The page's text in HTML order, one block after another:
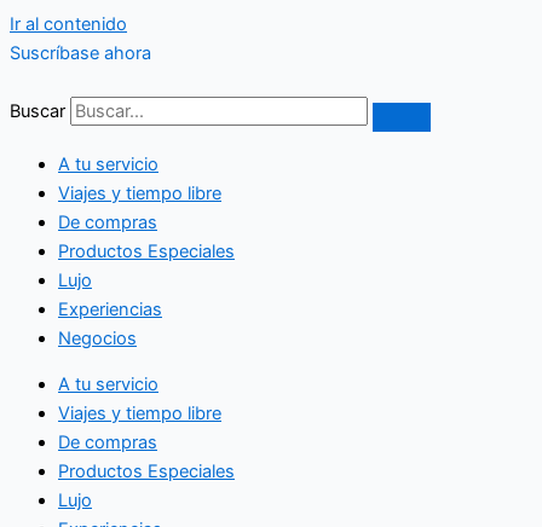
Ir al contenido
Suscríbase ahora
Buscar
A tu servicio
Viajes y tiempo libre
De compras
Productos Especiales
Lujo
Experiencias
Negocios
A tu servicio
Viajes y tiempo libre
De compras
Productos Especiales
Lujo